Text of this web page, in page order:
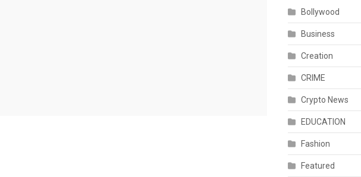
Bollywood
Business
Creation
CRIME
Crypto News
EDUCATION
Fashion
Featured